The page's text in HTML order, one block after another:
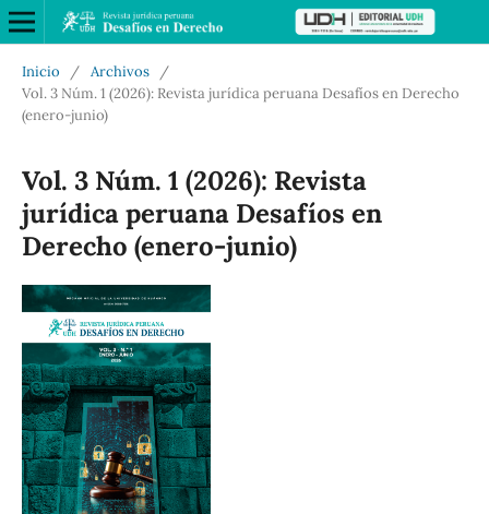
Inicio / Archivos
/
Vol. 3 Núm. 1 (2026): Revista jurídica peruana Desafíos en Derecho
(enero-junio)
Vol. 3 Núm. 1 (2026): Revista
jurídica peruana Desafíos en
Derecho (enero-junio)